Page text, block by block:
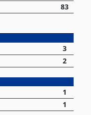
83
3
2
1
1